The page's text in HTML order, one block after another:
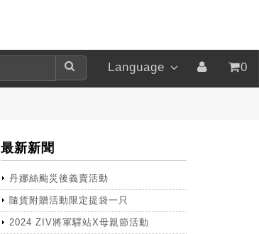
Language 0
最新新聞
丹娜絲颱災後義賣活動
隨貨附贈活動限定提袋一只
2024 ZIV將軍驛站X母親節活動